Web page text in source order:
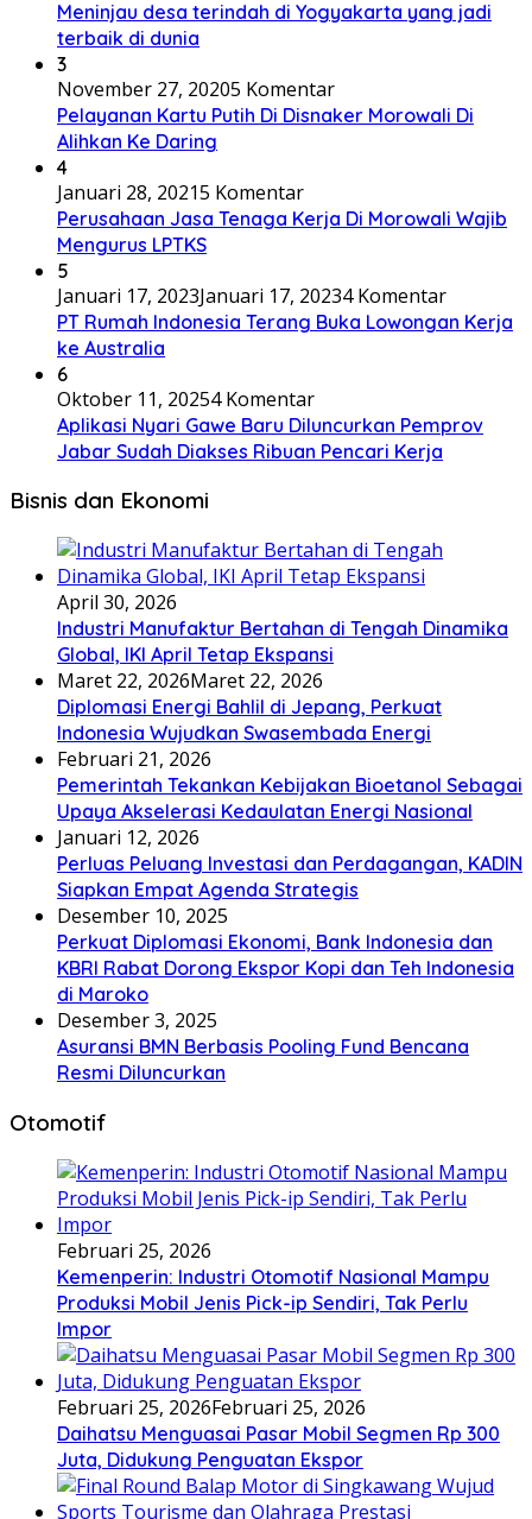
Meninjau desa terindah di Yogyakarta yang jadi
terbaik di dunia
3
November 27, 20205 Komentar
Pelayanan Kartu Putih Di Disnaker Morowali Di
Alihkan Ke Daring
4
Januari 28, 20215 Komentar
Perusahaan Jasa Tenaga Kerja Di Morowali Wajib
Mengurus LPTKS
5
Januari 17, 2023Januari 17, 20234 Komentar
PT Rumah Indonesia Terang Buka Lowongan Kerja
ke Australia
6
Oktober 11, 20254 Komentar
Aplikasi Nyari Gawe Baru Diluncurkan Pemprov
Jabar Sudah Diakses Ribuan Pencari Kerja
Bisnis dan Ekonomi
April 30, 2026
Industri Manufaktur Bertahan di Tengah Dinamika
Global, IKI April Tetap Ekspansi
Maret 22, 2026Maret 22, 2026
Diplomasi Energi Bahlil di Jepang, Perkuat
Indonesia Wujudkan Swasembada Energi
Februari 21, 2026
Pemerintah Tekankan Kebijakan Bioetanol Sebagai
Upaya Akselerasi Kedaulatan Energi Nasional
Januari 12, 2026
Perluas Peluang Investasi dan Perdagangan, KADIN
Siapkan Empat Agenda Strategis
Desember 10, 2025
Perkuat Diplomasi Ekonomi, Bank Indonesia dan
KBRI Rabat Dorong Ekspor Kopi dan Teh Indonesia
di Maroko
Desember 3, 2025
Asuransi BMN Berbasis Pooling Fund Bencana
Resmi Diluncurkan
Otomotif
Februari 25, 2026
Kemenperin: Industri Otomotif Nasional Mampu
Produksi Mobil Jenis Pick-ip Sendiri, Tak Perlu
Impor
Februari 25, 2026Februari 25, 2026
Daihatsu Menguasai Pasar Mobil Segmen Rp 300
Juta, Didukung Penguatan Ekspor